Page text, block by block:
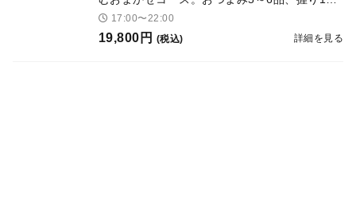
～13品をご提供いたします。
17:00〜22:00
19,800円 (税込) 詳細を見る